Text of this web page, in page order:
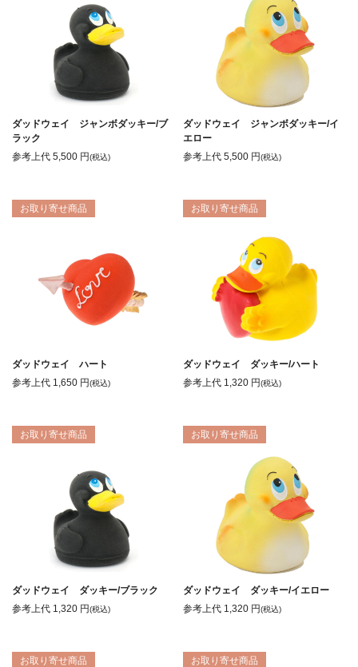
ダッドウェイ ジャンボダッキー/ブ
ラック
参考上代 5,500 円(税込)
ダッドウェイ ジャンボダッキー/イ
エロー
参考上代 5,500 円(税込)
お取り寄せ商品
ダッドウェイ ハート
参考上代 1,650 円(税込)
お取り寄せ商品
ダッドウェイ ダッキー/ハート
参考上代 1,320 円(税込)
お取り寄せ商品
ダッドウェイ ダッキー/ブラック
参考上代 1,320 円(税込)
お取り寄せ商品
ダッドウェイ ダッキー/イエロー
参考上代 1,320 円(税込)
お取り寄せ商品 お取り寄せ商品